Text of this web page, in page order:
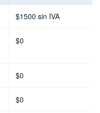
$1500 sin IVA
$0
$0
$0